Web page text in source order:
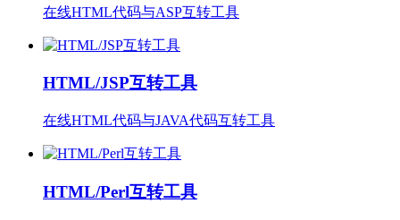
在线HTML代码与ASP互转工具
HTML/JSP互转工具
在线HTML代码与JAVA代码互转工具
HTML/Perl互转工具